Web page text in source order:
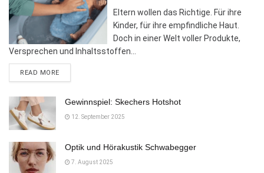
Eltern wollen das Richtige. Für ihre
Kinder, für ihre empfindliche Haut.
Doch in einer Welt voller Produkte,
Versprechen und Inhaltsstoffen...
READ MOREDETAILS
Gewinnspiel: Skechers Hotshot
12. September 2025
Optik und Hörakustik Schwabegger
7. August 2025